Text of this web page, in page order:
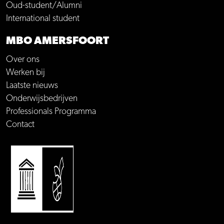
Oud-student/Alumni
International student
MBO AMERSFOORT
Over ons
Werken bij
Laatste nieuws
Onderwijsbedrijven
Professionals Programma
Contact